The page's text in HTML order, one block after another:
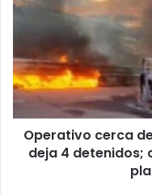
la
familia
Aguilar
deja
detenidos;
Operativo cerca
deja 4 detenidos;